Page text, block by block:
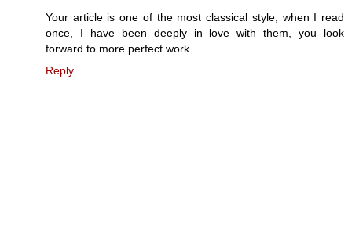
Your article is one of the most classical style, when I read
once, I have been deeply in love with them, you look
forward to more perfect work.
Reply